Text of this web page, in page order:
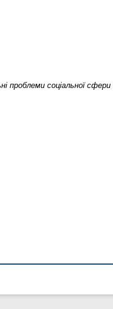
проблеми соціальної сфери